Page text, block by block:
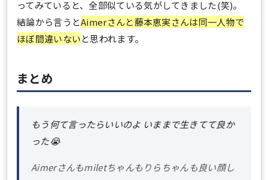
ってみていると、全部似ている気がしてきました(笑)。
結論から言うとAimerさんと藤本恵実さんは同一人物で
ほぼ間違いないと思われます。
まとめ
もう何て言ったらいいのよ いままで生きてて良か
った😭
Aimerさんもmiletちゃんもりらちゃんも良い顔し